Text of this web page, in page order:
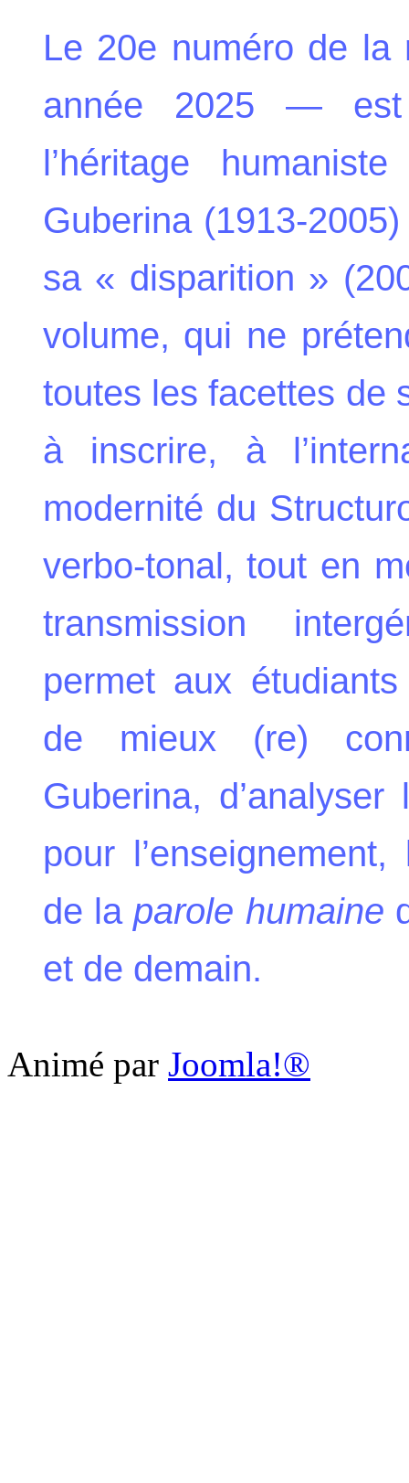
Le 20e numéro de
année 2025 — est
l’héritage
Guberina (1913-
sa « disparition »
volume, qui ne
toutes les facettes de
à inscrire, à
modernité du
verbo-tonal, tout en
transmission
permet aux
de mieux (re)
Guberina,
pour
de la parole humaine
et de demain.
Animé par Joomla!®